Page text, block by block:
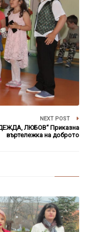
NEXT POST
ЛЮБОВ“ Приказна
въртележка на доброто